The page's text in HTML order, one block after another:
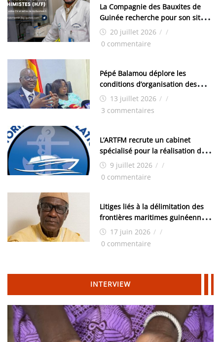
La Compagnie des Bauxites de
Guinée recherche pour son site
de Kamsar des techniciens
chimistes (H/F)
20 juillet 2026 / /
0 commentaire
Pépé Balamou déplore les
conditions d’organisation des
examens nationaux : « Si ce sont
les élections, on trouve tous les
13 juillet 2026 / /
3 commentaires
L’ARTFM recrute un cabinet
spécialisé pour la réalisation des
études techniques
9 juillet 2026 / /
0 commentaire
Litiges liés à la délimitation des
frontières maritimes guinéennes:
Idrissa Chérif écrit au ministre
des Hydrocarbures
17 juin 2026 / /
0 commentaire
INTERVIEW